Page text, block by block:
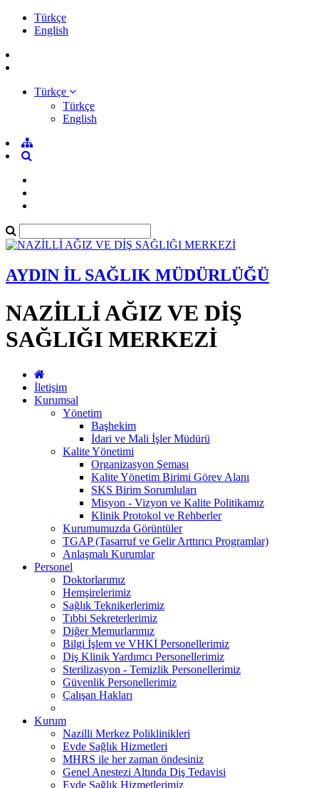
Türkçe
English
Türkçe
Türkçe
English
AYDIN İL SAĞLIK MÜDÜRLÜĞÜ
NAZİLLİ AĞIZ VE DİŞ
SAĞLIĞI MERKEZİ
İletişim
Kurumsal
Yönetim
Başhekim
İdari ve Mali İşler Müdürü
Kalite Yönetimi
Organizasyon Şeması
Kalite Yönetim Birimi Görev Alanı
SKS Birim Sorumluları
Misyon - Vizyon ve Kalite Politikamız
Klinik Protokol ve Rehberler
Kurumumuzda Görüntüler
TGAP (Tasarruf ve Gelir Arttırıcı Programlar)
Anlaşmalı Kurumlar
Personel
Doktorlarımız
Hemşirelerimiz
Sağlık Teknikerlerimiz
Tıbbi Sekreterlerimiz
Diğer Memurlarımız
Bilgi İşlem ve VHKİ Personellerimiz
Diş Klinik Yardımcı Personellerimiz
Sterilizasyon - Temizlik Personellerimiz
Güvenlik Personellerimiz
Çalışan Hakları
Kurum
Nazilli Merkez Poliklinikleri
Evde Sağlık Hizmetleri
MHRS ile her zaman öndesiniz
Genel Anestezi Altında Diş Tedavisi
Evde Sağlık Hizmetlerimiz